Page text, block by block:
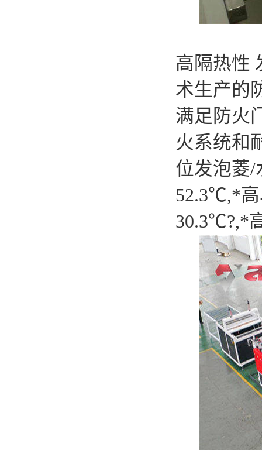
高隔热性
术生产的
满足防火
火系统和
位发泡菱/
52.3℃,*高
30.3℃?,*